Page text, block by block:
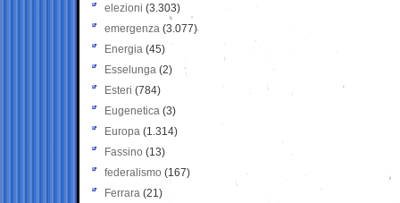
elezioni (3.303)
emergenza (3.077)
Energia (45)
Esselunga (2)
Esteri (784)
Eugenetica (3)
Europa (1.314)
Fassino (13)
federalismo (167)
Ferrara (21)